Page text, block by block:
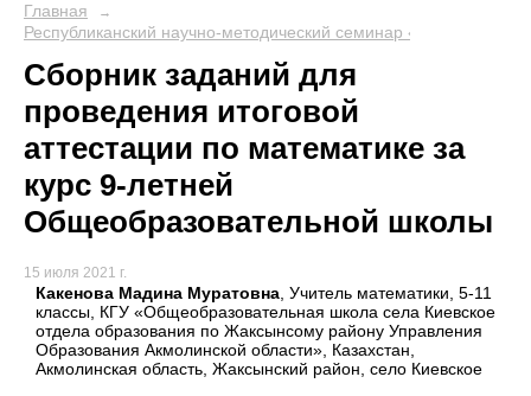
Главная →
Республиканский научно-методический семинар «Обобщение
Сборник заданий для
проведения итоговой
аттестации по математике за
курс 9-летней
Общеобразовательной школы
15 июля 2021 г.
Какенова Мадина Муратовна, Учитель математики, 5-11
классы, КГУ «Общеобразовательная школа села Киевское
отдела образования по Жаксынсому району Управления
Образования Акмолинской области», Казахстан,
Акмолинская область, Жаксынский район, село Киевское